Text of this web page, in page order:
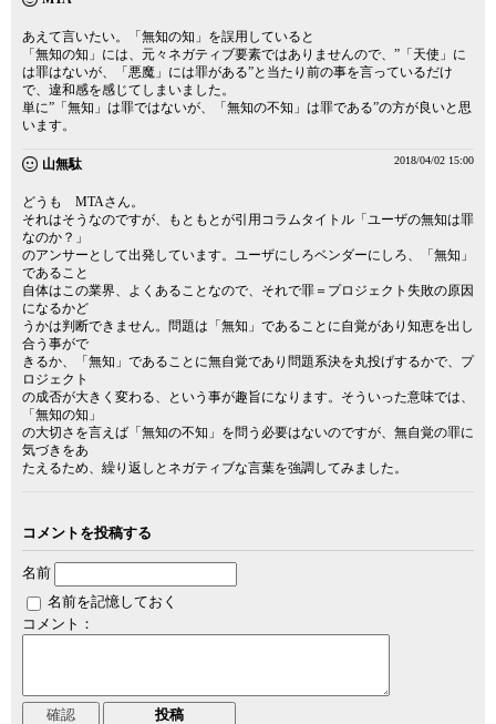
あえて言いたい。「無知の知」を誤用していると
「無知の知」には、元々ネガティブ要素ではありませんので、”「天使」に
は罪はないが、「悪魔」には罪がある”と当たり前の事を言っているだけ
で、違和感を感じてしまいました。
単に”「無知」は罪ではないが、「無知の不知」は罪である”の方が良いと思
います。
山無駄 2018/04/02 15:00
どうも MTAさん。
それはそうなのですが、もともとが引用コラムタイトル「ユーザの無知は罪
なのか？」
のアンサーとして出発しています。ユーザにしろベンダーにしろ、「無知」
であること
自体はこの業界、よくあることなので、それで罪＝プロジェクト失敗の原因
になるかど
うかは判断できません。問題は「無知」であることに自覚があり知恵を出し
合う事がで
きるか、「無知」であることに無自覚であり問題系決を丸投げするかで、プ
ロジェクト
の成否が大きく変わる、という事が趣旨になります。そういった意味では、
「無知の知」
の大切さを言えば「無知の不知」を問う必要はないのですが、無自覚の罪に
気づきをあ
たえるため、繰り返しとネガティブな言葉を強調してみました。
コメントを投稿する
名前
名前を記憶しておく
コメント：